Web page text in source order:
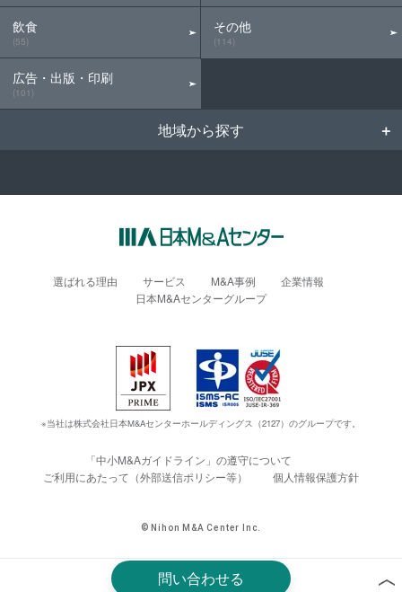
飲食
(55)
広告・出版・印刷
(101)
その他
(114)
地域から探す
選ばれる理由 サービス M&A事例
企業情報
日本M&Aセンターグループ
※当社は株式会社日本M&Aセンターホールディングス（2127）のグループです。
「中小M&Aガイドライン」の遵守について
ご利用にあたって（外部送信ポリシー等）
個人情報保護方針
© Nihon M&A Center Inc.
問い合わせる